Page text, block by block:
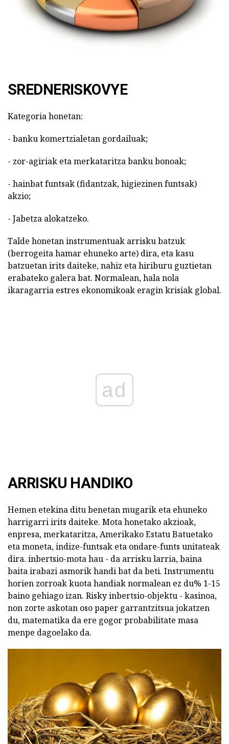
SREDNERISKOVYE
Kategoria honetan:
- banku komertzialetan gordailuak;
- zor-agiriak eta merkataritza banku bonoak;
- hainbat funtsak (fidantzak, higiezinen funtsak)
akzio;
- Jabetza alokatzeko.
Talde honetan instrumentuak arrisku batzuk
(berrogeita hamar ehuneko arte) dira, eta kasu
batzuetan irits daiteke, nahiz eta hiriburu guztietan
erabateko galera bat. Normalean, hala nola
ikaragarria estres ekonomikoak eragin krisiak global.
ad
ARRISKU HANDIKO
Hemen etekina ditu benetan mugarik eta ehuneko
harrigarri irits daiteke. Mota honetako akzioak,
enpresa, merkataritza, Amerikako Estatu Batuetako
eta moneta, indize-funtsak eta ondare-funts unitateak
dira. inbertsio-mota hau - da arrisku larria, baina
baita irabazi asmorik handi bat da beti. Instrumentu
horien zorroak kuota handiak normalean ez du% 1-15
baino gehiago izan. Risky inbertsio-objektu - kasinoa,
non zorte askotan oso paper garrantzitsua jokatzen
du, matematika da ere gogor probabilitate masa
menpe dagoelako da.